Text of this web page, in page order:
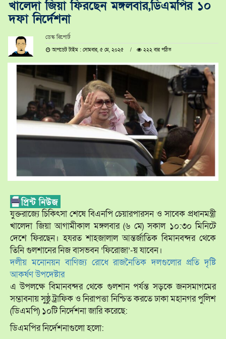
খালেদা জিয়া ফিরছেন মঙ্গলবার,ডিএমপির ১০
দফা নির্দেশনা
ডেস্ক রিপোর্ট
আপডেট টাইম : সোমবার, ৫ মে, ২০২৫ ২২২ বার পঠিত
যুক্তরাজ্যে চিকিৎসা শেষে বিএনপি চেয়ারপারসন ও সাবেক প্রধানমন্ত্রী
খালেদা জিয়া আগামীকাল মঙ্গলবার (৬ মে) সকাল ১০:৩০ মিনিটে
দেশে ফিরছেন। হযরত শাহজালাল আন্তর্জাতিক বিমানবন্দর থেকে
তিনি গুলশানের নিজ বাসভবন ‘ফিরোজা’-য় যাবেন।
দলীয় মনোনয়ন বাণিজ্য রোধে রাজনৈতিক দলগুলোর প্রতি দৃষ্টি
আকর্ষণ উপদেষ্টার
এ উপলক্ষে বিমানবন্দর থেকে গুলশান পর্যন্ত সড়কে জনসমাগমের
সম্ভাবনায় সুষ্ঠু ট্রাফিক ও নিরাপত্তা নিশ্চিত করতে ঢাকা মহানগর পুলিশ
(ডিএমপি) ১০টি নির্দেশনা জারি করেছে:
ডিএমপির নির্দেশনাগুলো হলো: